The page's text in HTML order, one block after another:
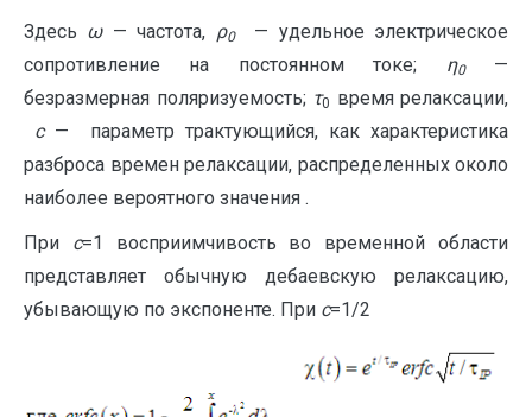
Здесь ω— частота, ρ0— удельное электрическое
сопротивление на постоянном токе; η0—
безразмерная поляризуемость;τ0 время релаксации,
c — параметр трактующийся, как характеристика
разброса времен релаксации, распределенных около
наиболее вероятного значения .
При с=1 восприимчивость во временной области
представляет обычную дебаевскую релаксацию,
убывающую по экспоненте. При c=1/2